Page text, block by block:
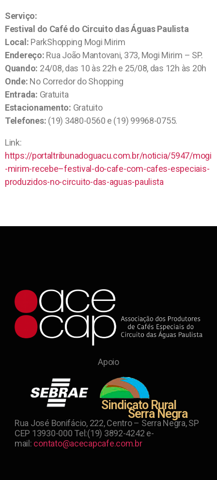
Serviço:
Festival do Café do Circuito das Águas Paulista
Local: ParkShopping Mogi Mirim
Endereço: Rua João Mantovani, 373, Mogi Mirim – SP.
Quando: 24/08, das 10 às 22h e 25/08, das 12h às 20h
Onde: No Corredor do Shopping
Entrada: Gratuita
Estacionamento: Gratuito
Telefones: (19) 3480-0560 e (19) 99968-0755.
Link:
https://portaltribunadoguacu.com.br/noticia/5947/mogi
-mirim-recebe–festival-do-cafe-com-cafes-especiais-
produzidos-no-circuito-das-aguas-paulista
Apoio
Sindicato Rural
Serra Negra
Rua José Bonifácio, 222, Centro – Serra Negra, SP
CEP 13930-000 Tel:(19) 3892-4242 e-
mail: contato@acecapcafe.com.br